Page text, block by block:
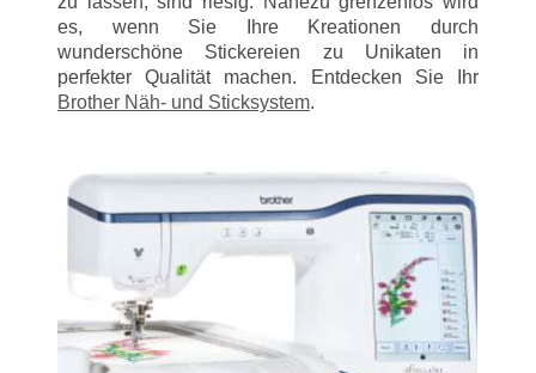
es, wenn Sie Ihre Kreationen durch
wunderschöne Stickereien zu Unikaten in
perfekter Qualität machen. Entdecken Sie Ihr
Brother Näh- und Sticksystem.